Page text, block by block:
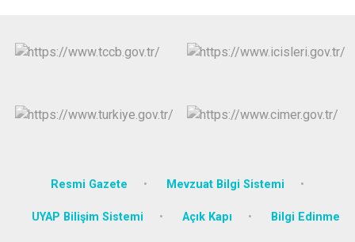
Resmi Gazete Mevzuat Bilgi Sistemi
UYAP Bilişim Sistemi Açık Kapı Bilgi Edinme